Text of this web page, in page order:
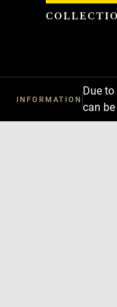
INFORMATION
Due
can
Cookies management